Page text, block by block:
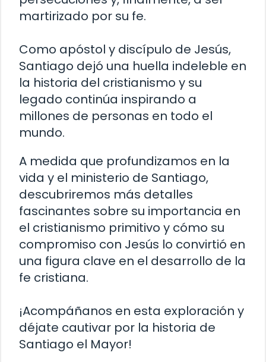
martirizado por su fe.
Como apóstol y discípulo de Jesús,
Santiago dejó una huella indeleble en
la historia del cristianismo y su
legado continúa inspirando a
millones de personas en todo el
mundo.
A medida que profundizamos en la
vida y el ministerio de Santiago,
descubriremos más detalles
fascinantes sobre su importancia en
el cristianismo primitivo y cómo su
compromiso con Jesús lo convirtió en
una figura clave en el desarrollo de la
fe cristiana.
¡Acompáñanos en esta exploración y
déjate cautivar por la historia de
Santiago el Mayor!